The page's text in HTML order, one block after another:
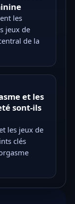
les
jeux de
de la
et les
sont-ils
les jeux de
clés